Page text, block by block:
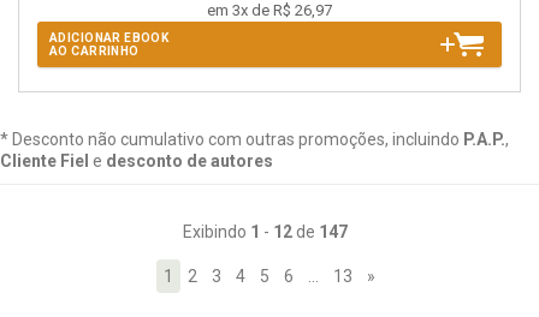
em 3x de R$ 26,97
ADICIONAR EBOOK
AO CARRINHO
* Desconto não cumulativo com outras promoções, incluindo P.A.P.,
Cliente Fiel e desconto de autores
Exibindo 1 - 12de 147
1 2 3 4 5 6 13 »